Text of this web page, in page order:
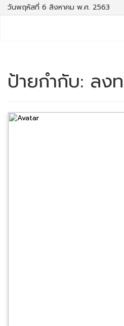
วันพฤหัสที่ 6 สิงหาคม พ.ศ. 2563
ป้ายกำกับ: ลง